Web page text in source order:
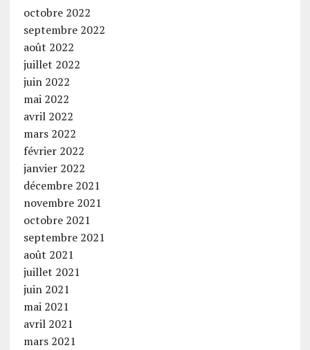
octobre 2022
septembre 2022
août 2022
juillet 2022
juin 2022
mai 2022
avril 2022
mars 2022
février 2022
janvier 2022
décembre 2021
novembre 2021
octobre 2021
septembre 2021
août 2021
juillet 2021
juin 2021
mai 2021
avril 2021
mars 2021